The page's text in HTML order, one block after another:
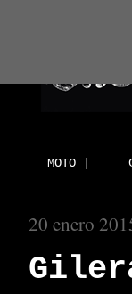
MOTO |
20 enero